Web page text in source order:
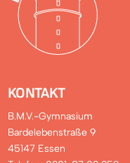
KONTAKT
B.M.V.-Gymnasium
Bardelebenstraße 9
45147 Essen